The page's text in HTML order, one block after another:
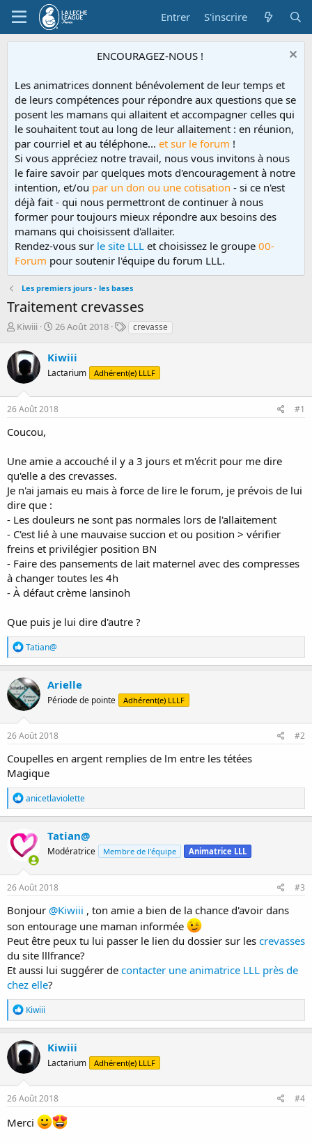
Entrer S'inscrire
ENCOURAGEZ-NOUS !
Les animatrices donnent bénévolement de leur temps et
de leurs compétences pour répondre aux questions que se
posent les mamans qui allaitent et accompagner celles qui
le souhaitent tout au long de leur allaitement : en réunion,
par courriel et au téléphone... et sur le forum !
Si vous appréciez notre travail, nous vous invitons à nous
le faire savoir par quelques mots d'encouragement à notre
intention, et/ou par un don ou une cotisation - si ce n'est
déjà fait - qui nous permettront de continuer à nous
former pour toujours mieux répondre aux besoins des
mamans qui choisissent d'allaiter.
Rendez-vous sur le site LLL et choisissez le groupe 00-
Forum pour soutenir l'équipe du forum LLL.
Les premiers jours - les bases
Traitement crevasses
D
m
a
r
é
e
a
Kiwiii
D
t
e
d
d
é
26 Août 2018
T
s
crevasse
Kiwiii
Lactarium Adhérent(e) LLLF
26 Août 2018 #1
Coucou,
Une amie a accouché il y a 3 jours et m'écrit pour me dire
qu'elle a des crevasses.
Je n'ai jamais eu mais à force de lire le forum, je prévois de lui
dire que :
- Les douleurs ne sont pas normales lors de l'allaitement
- C'est lié à une mauvaise succion et ou position > vérifier
freins et privilégier position BN
- Faire des pansements de lait maternel avec des compresses
à changer toutes les 4h
- À défaut crème lansinoh
Que puis je lui dire d'autre ?
R
é
a
c
t
i
o
n
s
Tatian@
Arielle
Période de pointe Adhérent(e) LLLF
26 Août 2018 #2
Coupelles en argent remplies de lm entre les tétées
Magique
R
é
a
t
i
o
n
s
anicetlaviolette
Tatian@
Modératrice Membre de l'équipe Animatrice LLL
26 Août 2018 #3
Bonjour @Kiwiii , ton amie a bien de la chance d'avoir dans
son entourage une maman informée
Peut être peux tu lui passer le lien du dossier sur les crevasses
du site lllfrance?
Et aussi lui suggérer de contacter une animatrice LLL près de
chez elle?
R
é
a
c
t
o
n
s
Kiwiii
Kiwiii
Lactarium Adhérent(e) LLLF
26 Août 2018 #4
Merci